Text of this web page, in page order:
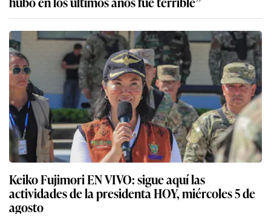
Keiko Fujimori EN VIVO: sigue aquí las
actividades de la presidenta HOY, miércoles 5 de
agosto